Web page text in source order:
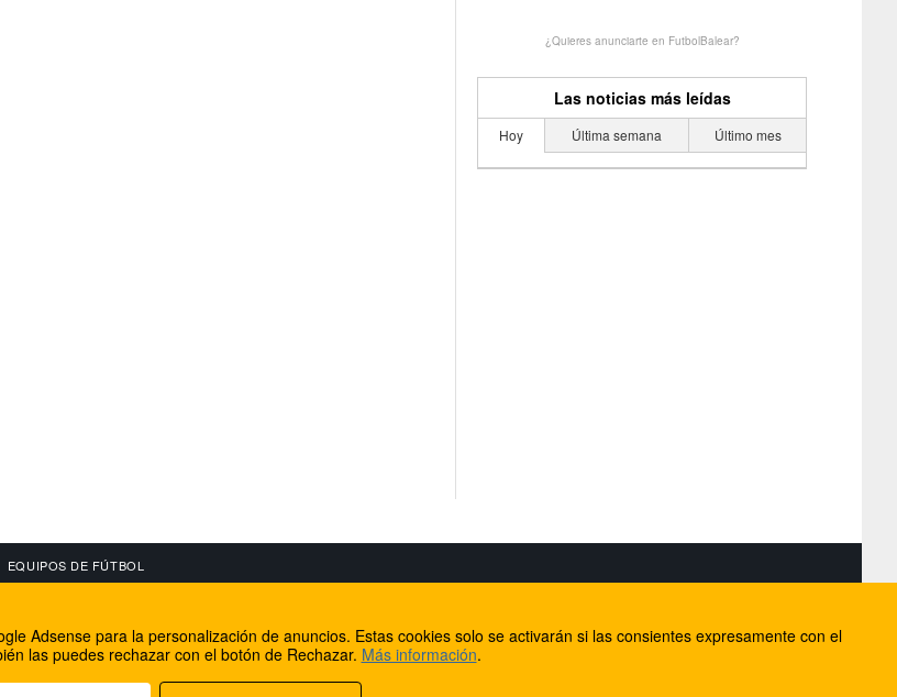
¿Quieres anunciarte en FutbolBalear?
Las noticias más leídas
Hoy Última semana Último mes
EQUIPOS DE FÚTBOL
Facebook
Twitter
Internet Rural Mallorca
Registro de dominios
Adsense para la personalización de anuncios. Estas cookies solo se activarán si las consientes expresamente con el
las puedes rechazar con el botón de Rechazar. Más información.